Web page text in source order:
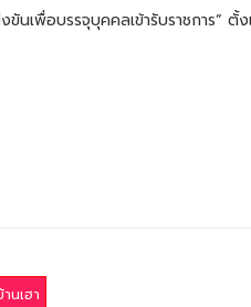
ขันเพื่อบรรจุบุคคลเข้ารับราชการ
นเฮา